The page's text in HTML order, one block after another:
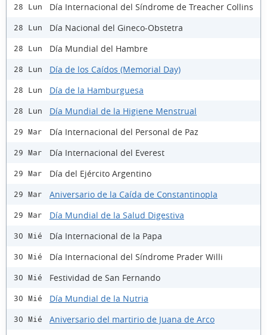
28 Lun Día Internacional del Síndrome de Treacher Collins
28 Lun Día Nacional del Gineco-Obstetra
28 Lun Día Mundial del Hambre
28 Lun Día de los Caídos (Memorial Day)
28 Lun Día de la Hamburguesa
28 Lun Día Mundial de la Higiene Menstrual
29 Mar Día Internacional del Personal de Paz
29 Mar Día Internacional del Everest
29 Mar Día del Ejército Argentino
29 Mar Aniversario de la Caída de Constantinopla
29 Mar Día Mundial de la Salud Digestiva
30 Mié Día Internacional de la Papa
30 Mié Día Internacional del Síndrome Prader Willi
30 Mié Festividad de San Fernando
30 Mié Día Mundial de la Nutria
30 Mié
Aniversario del martirio de Juana de Arco